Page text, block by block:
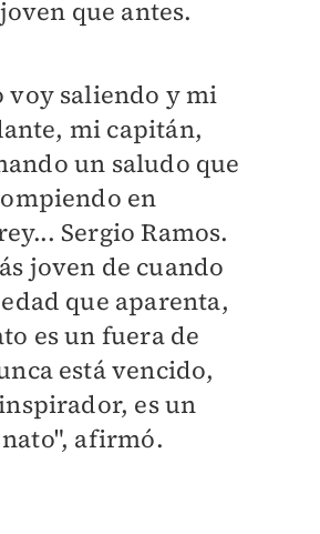
que antes.
voy saliendo y mi
mi capitán,
un saludo que
en
Sergio Ramos.
joven de cuando
que aparenta,
es un fuera de
está vencido,
es un
afirmó.